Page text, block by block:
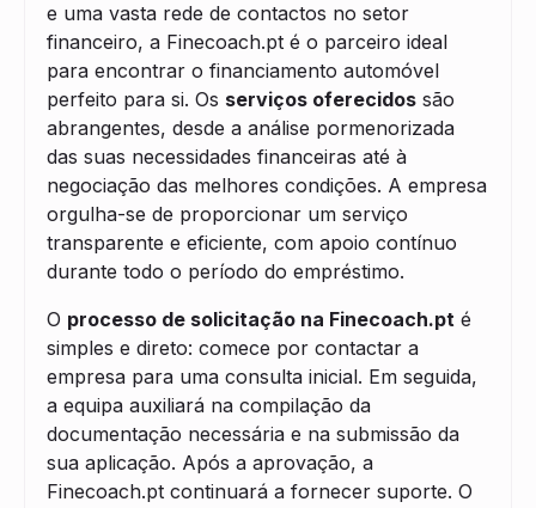
e uma vasta rede de contactos no setor
financeiro, a Finecoach.pt é o parceiro ideal
para encontrar o financiamento automóvel
perfeito para si. Os serviços oferecidos são
abrangentes, desde a análise pormenorizada
das suas necessidades financeiras até à
negociação das melhores condições. A empresa
orgulha-se de proporcionar um serviço
transparente e eficiente, com apoio contínuo
durante todo o período do empréstimo.
O processo de solicitação na Finecoach.pt é
simples e direto: comece por contactar a
empresa para uma consulta inicial. Em seguida,
a equipa auxiliará na compilação da
documentação necessária e na submissão da
sua aplicação. Após a aprovação, a
Finecoach.pt continuará a fornecer suporte. O